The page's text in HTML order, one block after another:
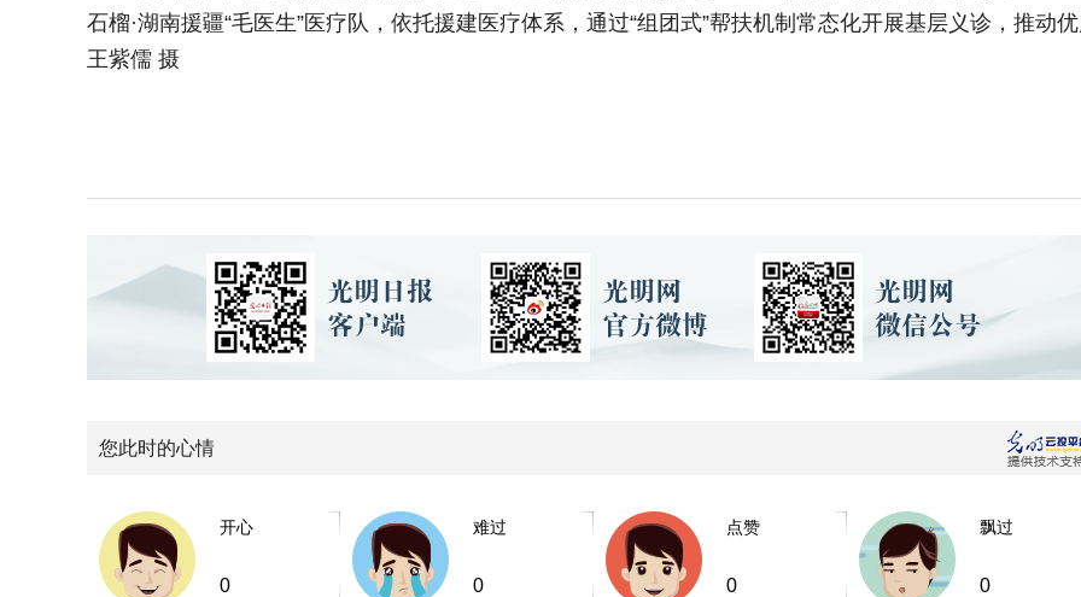
石榴·湖南援疆“毛医生”医疗队，依托援建医疗体系，通过“组团式”帮扶机制常态化开展基层义诊，推动
王紫儒 摄
您此时的心情
开心
0
难过
0
点赞
0
飘过
0